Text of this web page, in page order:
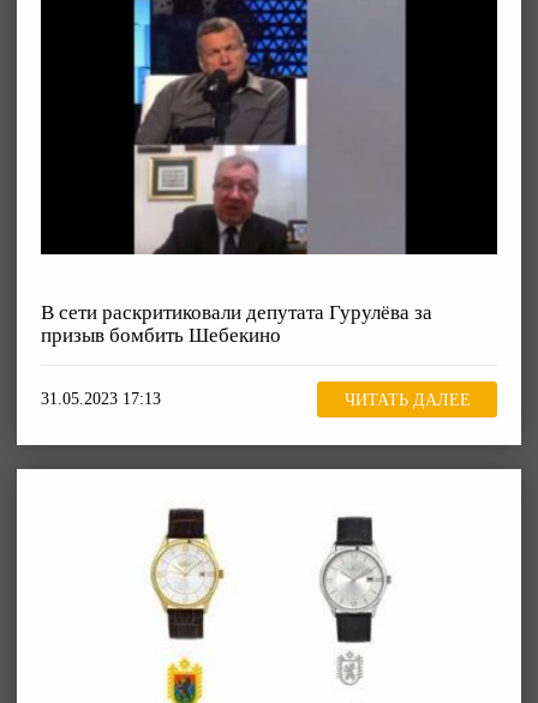
В сети раскритиковали депутата Гурулёва за
призыв бомбить Шебекино
31.05.2023 17:13 ЧИТАТЬ ДАЛЕЕ